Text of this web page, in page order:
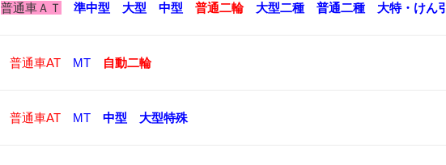
普通車ＡＴ 準中型 大型 中型 普通二輪 大型二種 普通二種 大特・けん引
普通車AT MT 自動二輪
普通車AT MT 中型 大型特殊